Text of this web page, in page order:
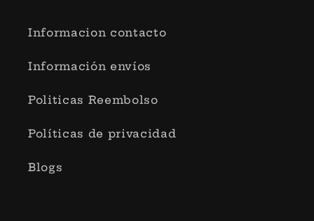
Informacion contacto
Información envíos
Politicas Reembolso
Políticas de privacidad
Blogs